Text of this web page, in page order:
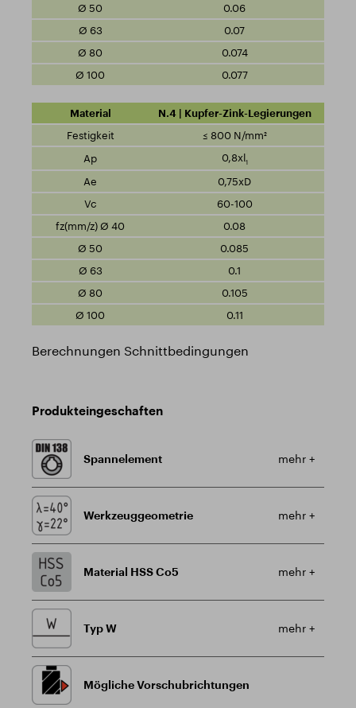
0.06
0.07
0.074
0.077
N.4 | Kupfer-Zink-Legierungen
≤ 800 N/mm²
0,8xl1
0,75xD
60-100
0.08
0.085
0.1
0.105
0.11
Berechnungen Schnittbedingungen
Produkteingeschaften
Spannelement mehr +
Werkzeuggeometrie mehr +
Material HSS Co5 mehr +
Typ W mehr +
Mögliche Vorschubrichtungen